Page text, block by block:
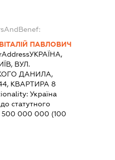
ПАВЛОВИЧ
УКРАЇНА,
ВУЛ.
ДАНИЛА,
КВАРТИРА 8
Україна
статутного
500 000 000 (100